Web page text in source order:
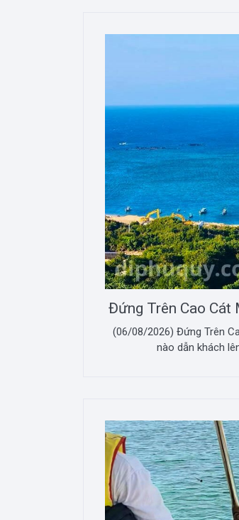
Đứng Trên Cao Cát
(06/08/2026) Đứng Trên
nào dẫn khách